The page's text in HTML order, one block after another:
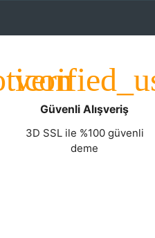
Güvenli Alışveriş
3D SSL ile %100 güvenli
deme